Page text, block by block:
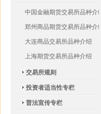
中国金融期货交易所品种介绍
郑州商品期货交易所品种介绍
大连商品交易所品种介绍
上海期货交易所品种介绍
交易所规则
投资者适当性专栏
普法宣传专栏